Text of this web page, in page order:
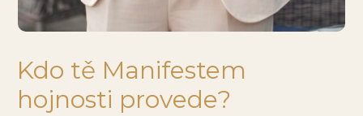
Kdo tě Manifestem
hojnosti provede?